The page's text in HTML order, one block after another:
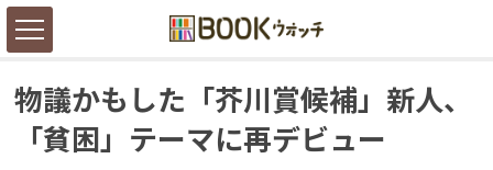
物議かもした「芥川賞候補」新人、
「貧困」テーマに再デビュー